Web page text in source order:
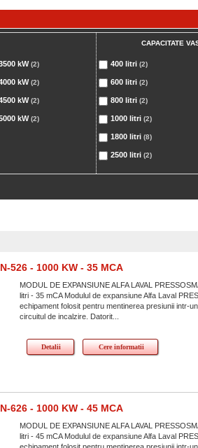
kW(2)
kW(2)
kW(2)
kW(2)
CAPACITATE
400 litri (2)
600 litri (2)
800 litri (2)
1000 litri (2)
1800 litri (8)
2500 litri (2)
526 - 1000 KW - 35 MCA
MODUL DE EXPANSIUNE ALFA LAVAL
litri - 35 mCA Modulul de expansiune Alfa Laval
echipament folosit pentru mentinerea presiunii intr-
circuitul de incalzire. Datorit...
Detalii Cere informatii
626 - 1000 KW - 45 MCA
MODUL DE EXPANSIUNE ALFA LAVAL
litri - 45 mCA Modulul de expansiune Alfa Laval